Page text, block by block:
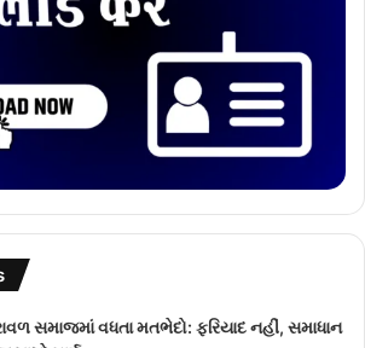
સમાજમાં વધતા મતભેદો: ફરિયાદ નહીં, સમાધાન